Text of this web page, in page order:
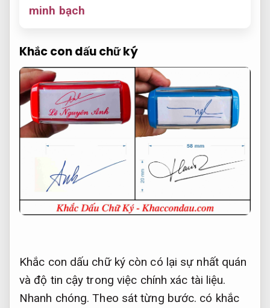
minh bạch
Khắc con dấu chữ ký
Khắc con dấu chữ ký còn có lại sự nhất quán
và độ tin cậy trong việc chính xác tài liệu.
Nhanh chóng. Theo sát từng bước. có khắc